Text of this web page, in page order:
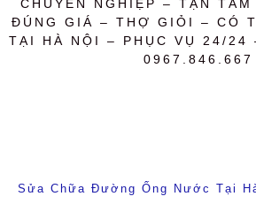
CHUYÊN NGHIỆP – TẬN
ĐÚNG GIÁ – THỢ GIỎI – CÓ
TẠI HÀ NỘI – PHỤC VỤ 24/24
0967.846.667
Sửa Chữa Đường Ống Nước Tại